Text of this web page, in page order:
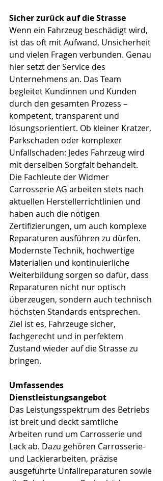
Sicher zurück auf die Strasse
Wenn ein Fahrzeug beschädigt wird,
ist das oft mit Aufwand, Unsicherheit
und vielen Fragen verbunden. Genau
hier setzt der Service des
Unternehmens an. Das Team
begleitet Kundinnen und Kunden
durch den gesamten Prozess –
kompetent, transparent und
lösungsorientiert. Ob kleiner Kratzer,
Parkschaden oder komplexer
Unfallschaden: Jedes Fahrzeug wird
mit derselben Sorgfalt behandelt.
Die Fachleute der Widmer
Carrosserie AG arbeiten stets nach
aktuellen Herstellerrichtlinien und
haben auch die nötigen
Zertifizierungen, um auch komplexe
Reparaturen ausführen zu dürfen.
Modernste Technik, hochwertige
Materialien und kontinuierliche
Weiterbildung sorgen so dafür, dass
Reparaturen nicht nur optisch
überzeugen, sondern auch technisch
höchsten Standards entsprechen.
Ziel ist es, Fahrzeuge sicher,
fachgerecht und in perfektem
Zustand wieder auf die Strasse zu
bringen.
Umfassendes
Dienstleistungsangebot
Das Leistungsspektrum des Betriebs
ist breit und deckt sämtliche
Arbeiten rund um Carrosserie und
Lack ab. Dazu gehören Carrosserie-
und Lackierarbeiten, präzise
ausgeführte Unfallreparaturen sowie